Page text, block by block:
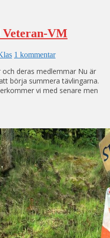
Veteran-VM
1 kommentar
deras medlemmar Nu är
börja summera tävlingarna.
vi med senare men